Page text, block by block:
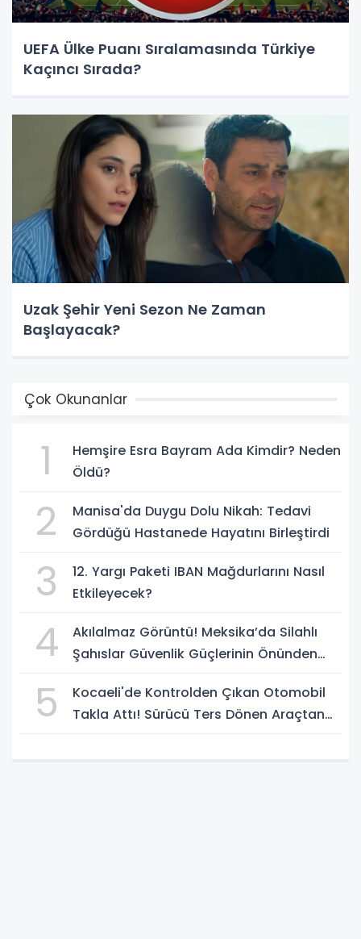
UEFA Ülke Puanı Sıralamasında Türkiye
Kaçıncı Sırada?
Uzak Şehir Yeni Sezon Ne Zaman
Başlayacak?
Çok Okunanlar
1
Hemşire Esra Bayram Ada Kimdir? Neden
Öldü?
2
Manisa'da Duygu Dolu Nikah: Tedavi
Gördüğü Hastanede Hayatını Birleştirdi
3
12. Yargı Paketi IBAN Mağdurlarını Nasıl
Etkileyecek?
4
Akılalmaz Görüntü! Meksika’da Silahlı
Şahıslar Güvenlik Güçlerinin Önünden
5
Kocaeli'de Kontrolden Çıkan Otomobil
Takla Attı! Sürücü Ters Dönen Araçtan